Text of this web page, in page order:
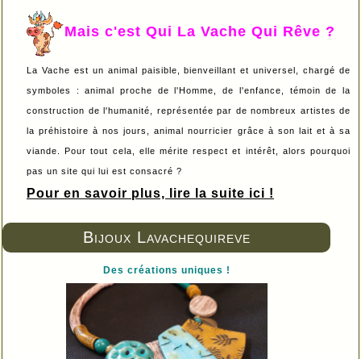
Bijoux Lavachequireve
Des créations uniques !
Mais c'est Qui La Vache Qui Rêve ?
La Vache est un animal paisible, bienveillant et universel, chargé de
symboles : animal proche de l'Homme, de l'enfance, témoin de la
construction de l'humanité, représentée par de nombreux artistes de
la préhistoire à nos jours, animal nourricier grâce à son lait et à sa
viande. Pour tout cela, elle mérite respect et intérêt, alors pourquoi
pas un site qui lui est consacré ?
Pour en savoir plus, lire la suite ici !